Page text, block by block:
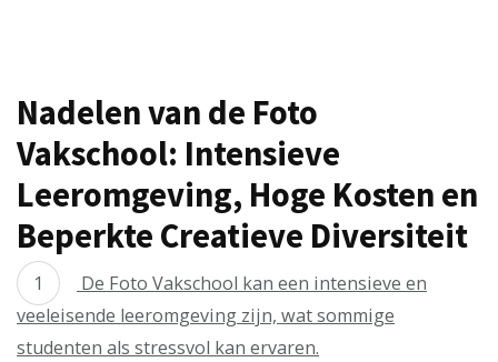
Nadelen van de Foto
Vakschool: Intensieve
Leeromgeving, Hoge Kosten en
Beperkte Creatieve Diversiteit
De Foto Vakschool kan een intensieve en
veeleisende leeromgeving zijn, wat sommige
studenten als stressvol kan ervaren.